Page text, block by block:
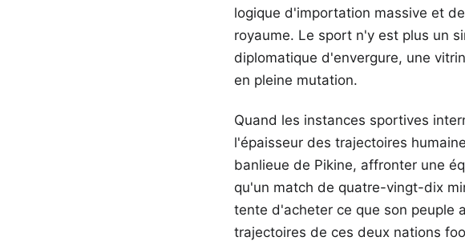
logique d'importation massive et
royaume. Le sport n'y est plus un
diplomatique d'envergure, une
en pleine mutation.
Quand les instances sportives
l'épaisseur des trajectoires
banlieue de Pikine, affronter une
qu'un match de quatre-vingt-dix
tente d'acheter ce que son peuple
trajectoires de ces deux nations